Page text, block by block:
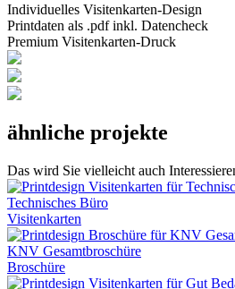
Individuelles Visitenkarten-Design
Printdaten als .pdf inkl. Datencheck
Premium Visitenkarten-Druck
ähnliche projekte
Das wird Sie vielleicht auch
Technisches Büro
Visitenkarten
KNV Gesamtbroschüre
Broschüre